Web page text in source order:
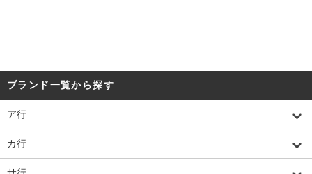
ブランド一覧から探す
ア行
カ行